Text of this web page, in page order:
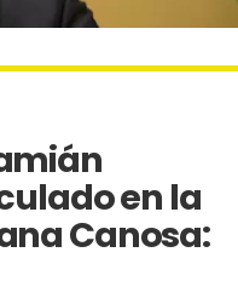
en la
Canosa: